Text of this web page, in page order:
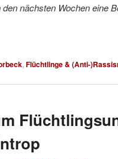
nächsten Wochen eine
, Flüchtlinge & (Anti-